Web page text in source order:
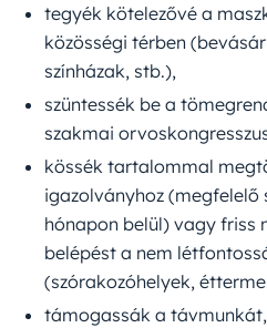
tegyék kötelezővé a
közösségi térben
színházak, stb.),
szüntessék be a
szakmai
kössék tartalommal
igazolványhoz
hónapon belül) vagy friss
belépést a nem
(szórakozóhelyek,
támogassák a